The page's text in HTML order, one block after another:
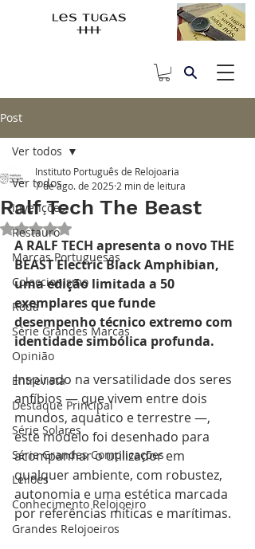
Post
Ver todos
Invenções
Restauro
Marcas Portuguesas
Coleccionismo
Roda
Série Grandes Marcas
Opinião
Entrevista
Destaque Principal
Série Solares
Série Grandes Complicações
Leilões
Conhecimento Relojoeiro
Grandes Relojoeiros
Ver todos
Ralf Tech The Beast
Instituto Português de Relojoaria
7 de ago. de 2025 2 min de leitura
Avaliado com NaN de 5 estrelas.
A RALF TECH apresenta o novo THE
BEAST Electric Black Amphibian,
uma edição limitada a 50
exemplares que funde
desempenho técnico extremo com
identidade simbólica profunda.
Inspirado na versatilidade dos seres
anfíbios — que vivem entre dois
mundos, aquático e terrestre —,
este modelo foi desenhado para
acompanhar o utilizador em
qualquer ambiente, com robustez,
autonomia e uma estética marcada
por referências míticas e marítimas.